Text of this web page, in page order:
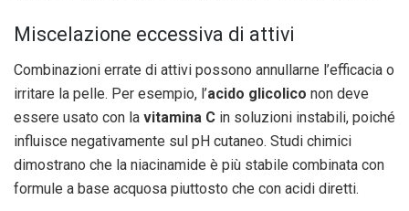
Miscelazione eccessiva di attivi
Combinazioni errate di attivi possono annullarne l’efficacia o
irritare la pelle. Per esempio, l’acido glicolico non deve
essere usato con la vitamina C in soluzioni instabili, poiché
influisce negativamente sul pH cutaneo. Studi chimici
dimostrano che la niacinamide è più stabile combinata con
formule a base acquosa piuttosto che con acidi diretti.